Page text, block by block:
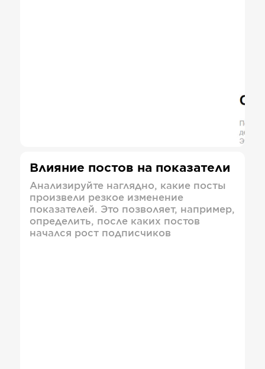
Влияние постов на показатели
Анализируйте наглядно, какие посты
произвели резкое изменение
показателей. Это позволяет, например,
определить, после каких постов
начался рост подписчиков